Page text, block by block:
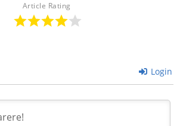
Article Rating
Login